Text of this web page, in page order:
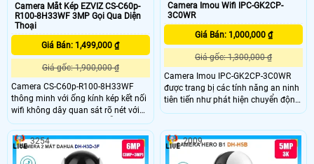
Camera Mắt Kép EZVIZ CS-C60p-
R100-8H33WF 3MP Gọi Qua Diện
Thoại
Giá Bán: 1,499,000 ₫
Giá gốc: 1,900,000 ₫
Camera CS-C60p-R100-8H33WF
thông minh với ống kính kép kết nối
wifi không dây quan sát rõ nét với
độ phân giải 2K camera hỗ trợ quay
quét trong nhà đàm thoại 2 chiều
tiện lợi và tích hợp nút gọi điện cảm
ứng nhanh chóng Với chuẩn nén
Camera Imou Wifi IPC-GK2CP-
3C0WR
Giá Bán: 1,000,000 ₫
Giá gốc: 1,300,000 ₫
Camera Imou IPC-GK2CP-3C0WR
được trang bị các tính năng an ninh
tiên tiến như phát hiện chuyển động
và báo động thông minh Khi phát
camera sẽ gửi thông báo ngay lập
tức đến điện thoại của bạn qua ứng
3254 2009